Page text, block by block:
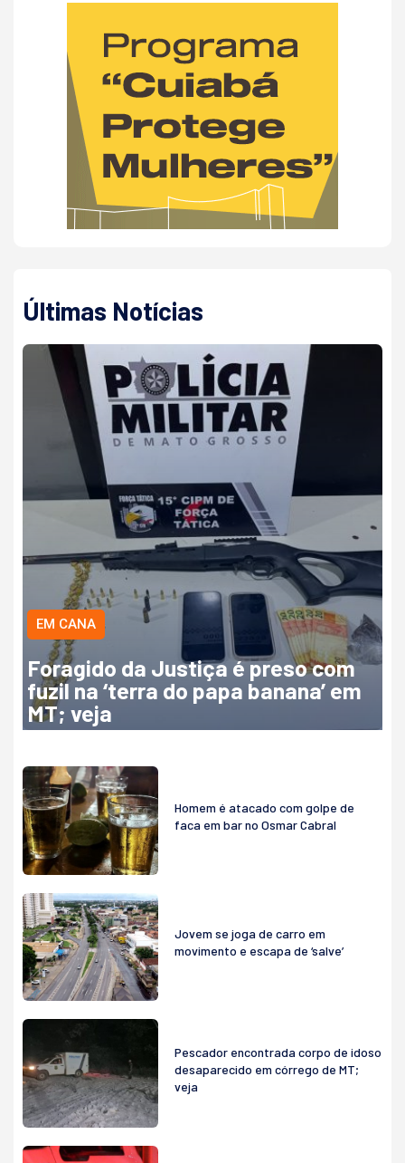
Últimas Notícias
EM CANA
Foragido da Justiça é preso com
fuzil na ‘terra do papa banana’ em
MT; veja
Homem é atacado com golpe de
faca em bar no Osmar Cabral
Jovem se joga de carro em
movimento e escapa de ‘salve’
Pescador encontrada corpo de idoso
desaparecido em córrego de MT;
veja